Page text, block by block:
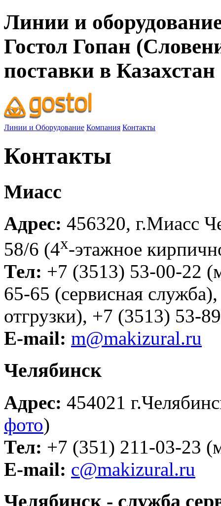
Линии и
Гостол Гопан
поставки в Казахстан
Линии и Оборудование Компания Контакты
Контакты
Миасс
Адрес: 456320, г.Миасс
58/6 (4х-этажное
Тел: +7 (3513) 53-00-22
65-65 (сервисная
отгрузки), +7 (3513) 53-
E-mail: m@makizural.ru
Челябинск
Адрес: 454021
фото)
Тел: +7 (351) 211-03-23
E-mail: c@makizural.ru
Челябинск - служба